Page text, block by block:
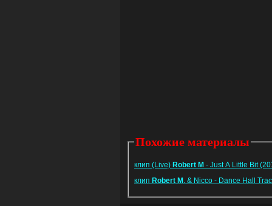
Похожие материалы
клип (Live) Robert M - Just A Little Bit
клип Robert M . & Nicco - Dance Hall